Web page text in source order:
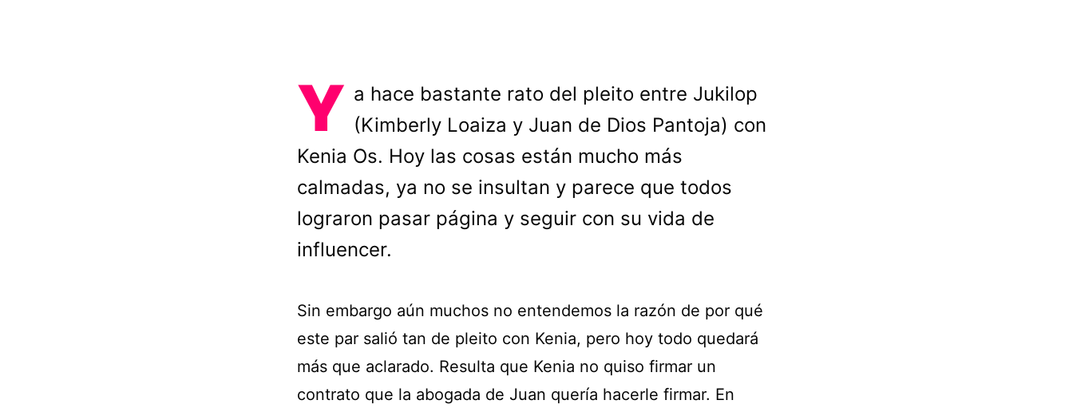
Y a hace bastante rato del pleito entre Jukilop
(Kimberly Loaiza y Juan de Dios Pantoja) con
Kenia Os. Hoy las cosas están mucho más
calmadas, ya no se insultan y parece que todos
lograron pasar página y seguir con su vida de
influencer.
Sin embargo aún muchos no entendemos la razón de por qué
este par salió tan de pleito con Kenia, pero hoy todo quedará
más que aclarado. Resulta que Kenia no quiso firmar un
contrato que la abogada de Juan quería hacerle firmar. En